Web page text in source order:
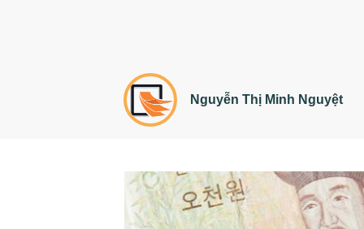
Nguyễn Thị Minh Nguyệt